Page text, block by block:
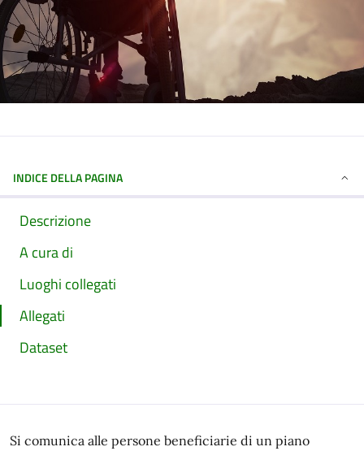
INDICE DELLA PAGINA
Descrizione
A cura di
Luoghi collegati
Allegati
Dataset
Si comunica alle persone beneficiarie di un piano